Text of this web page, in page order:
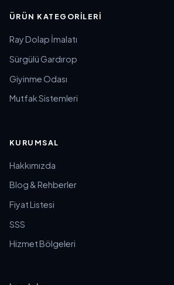
ÜRÜN KATEGORILERI
Ray Dolap İmalatı
Sürgülü Gardırop
Giyinme Odası
Mutfak Sistemleri
KURUMSAL
Hakkımızda
Blog & Rehberler
Fiyat Listesi
SSS
Hizmet Bölgeleri